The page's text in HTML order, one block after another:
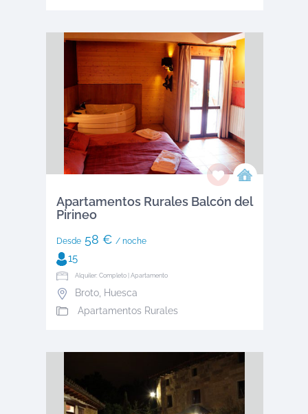
Apartamentos Rurales Balcón del
Pirineo
Desde58 € / noche
15
Alquiler: Completo | Apartamento
Broto, Huesca
Apartamentos Rurales